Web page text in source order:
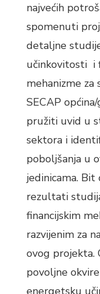
najvećih
spomenuti
detaljne
učinkovitosti i
mehanizme
SECAP
pružiti uvid u
sektora i
poboljšanja u
jedinicama.
rezultati
financijskim
razvijenim za
ovog projekta.
povoljne